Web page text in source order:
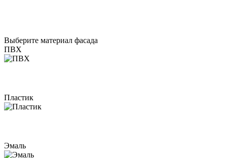
Выберите материал фасада
ПВХ
Пластик
Эмаль